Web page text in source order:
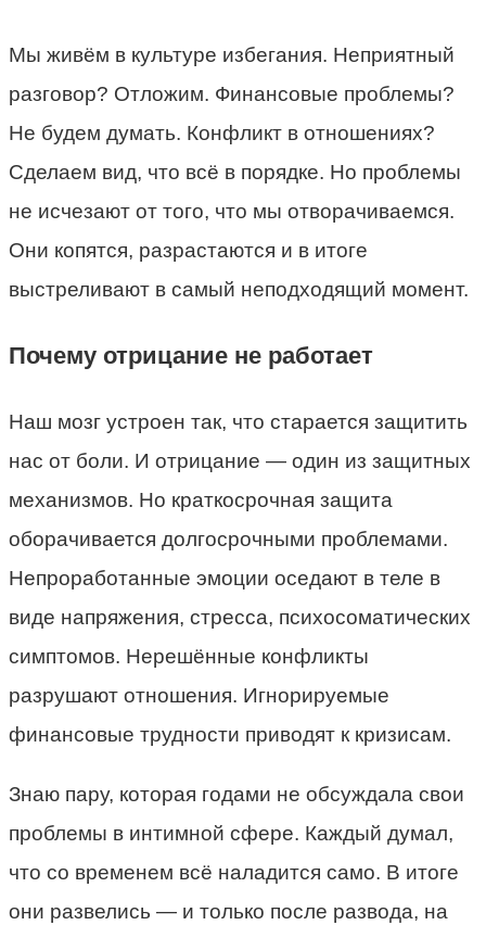
Мы живём в культуре избегания. Неприятный
разговор? Отложим. Финансовые проблемы?
Не будем думать. Конфликт в отношениях?
Сделаем вид, что всё в порядке. Но проблемы
не исчезают от того, что мы отворачиваемся.
Они копятся, разрастаются и в итоге
выстреливают в самый неподходящий момент.
Почему отрицание не работает
Наш мозг устроен так, что старается защитить
нас от боли. И отрицание — один из защитных
механизмов. Но краткосрочная защита
оборачивается долгосрочными проблемами.
Непроработанные эмоции оседают в теле в
виде напряжения, стресса, психосоматических
симптомов. Нерешённые конфликты
разрушают отношения. Игнорируемые
финансовые трудности приводят к кризисам.
Знаю пару, которая годами не обсуждала свои
проблемы в интимной сфере. Каждый думал,
что со временем всё наладится само. В итоге
они развелись — и только после развода, на